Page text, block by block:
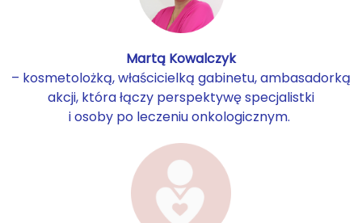
Martą Kowalczyk
– kosmetolożką, właścicielką gabinetu, ambasadorką
akcji, która łączy perspektywę specjalistki
i osoby po leczeniu onkologicznym.